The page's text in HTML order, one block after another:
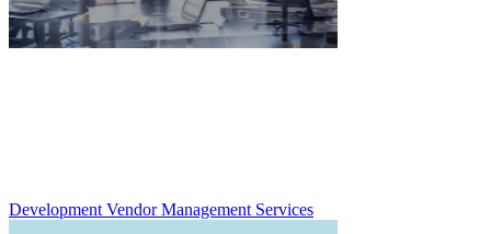
Development Vendor Management Services